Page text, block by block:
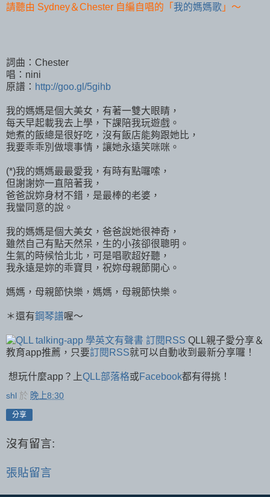
請聽由 Sydney＆Chester 自編自唱的「 我的媽媽歌 」～
詞曲：Chester
唱：nini
原譜： http://goo.gl/5gihb
我的媽媽是個大美女，有著一雙大眼睛，
每天早起載我去上學，下課陪我玩遊戲。
她煮的飯總是很好吃，沒有飯店能夠跟她比，
我要乖乖別做壞事情，讓她永遠笑咪咪。
(*)我的媽媽最最愛我，有時有點囉嗦，
但謝謝妳一直陪著我，
爸爸說妳身材不錯，是最棒的老婆，
我蠻同意的說。
我的媽媽是個大美女，爸爸說她很神奇，
雖然自己有點天然呆，生的小孩卻很聰明。
生氣的時候恰北北，可是唱歌超好聽，
我永遠是妳的乖寶貝，祝妳母親節開心。
媽媽，母親節快樂，媽媽，母親節快樂。
＊還有鋼琴譜喔～
QLL親子愛分享＆
教育app推薦，只要訂閱RSS就可以自動收到最新分享囉！
想玩什麼app？上QLL部落格或Facebook都有得挑！
shl 於 晚上8:30
分享
沒有留言:
張貼留言